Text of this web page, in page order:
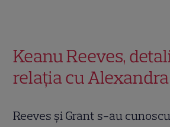
Keanu Reeves,
relația cu
Reeves și Grant s-au